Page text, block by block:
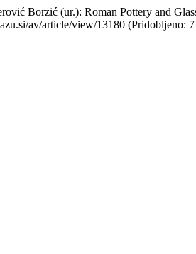
Borzić (ur.): Roman Pottery and
av/article/view/13180 (Pridobljeno: